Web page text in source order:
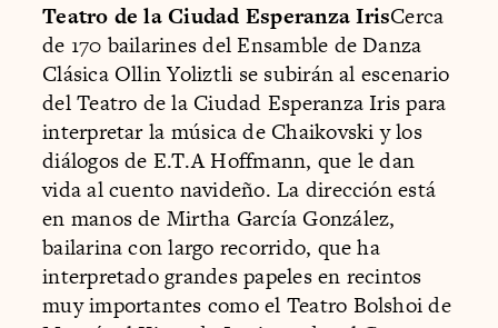
Teatro de la Ciudad Esperanza IrisCerca
de 170 bailarines del Ensamble de Danza
Clásica Ollin Yoliztli se subirán al escenario
del Teatro de la Ciudad Esperanza Iris para
interpretar la música de Chaikovski y los
diálogos de E.T.A Hoffmann, que le dan
vida al cuento navideño. La dirección está
en manos de Mirtha García González,
bailarina con largo recorrido, que ha
interpretado grandes papeles en recintos
muy importantes como el Teatro Bolshoi de